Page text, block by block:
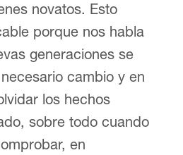
novatos. Esto
porque nos habla
generaciones se
cambio y en
los hechos
sobre todo cuando
en